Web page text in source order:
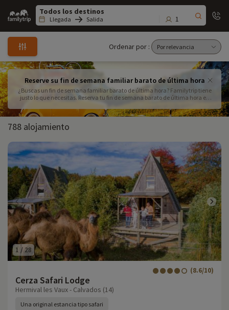
Family
trip
Llegada Salida 1
Ordenar por :
Reserve su fin de semana familiar barato de última hora
¿Buscas un fin de semana familiar barato de última hora? Familytrip tiene
justo lo que necesitas. Reserva tu fin de semana barato de última hora en
familias en Francia.
788 alojamiento
1 /28
Cerza Safari Lodge
(8.6/10)
Hermival les Vaux - Calvados (14)
Una original estancia tipo safari